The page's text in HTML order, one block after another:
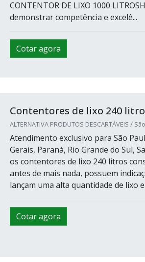
CONTENTOR DE LIXO 1000
demonstrar competência e excelê...
Cotar agora
Contentores de lixo 240
ALTERNATIVA PRODUTOS DESCARTÁVEIS /
Atendimento exclusivo para São
Gerais, Paraná, Rio Grande do Sul,
os contentores de lixo 240 litros
antes de mais nada, possuem
lançam uma alta quantidade de lixo
Cotar agora